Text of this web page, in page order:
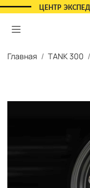
ЦЕНТР
Главная TANK 300